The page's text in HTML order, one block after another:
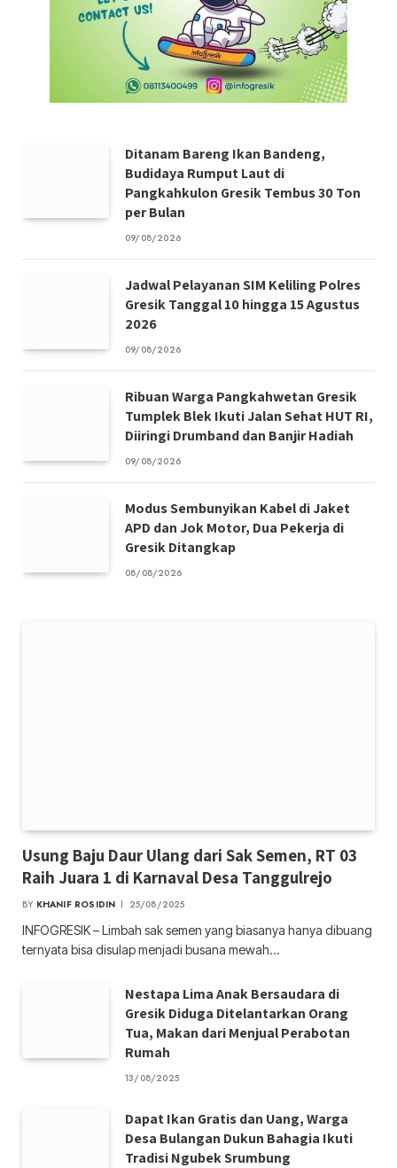
Ditanam Bareng Ikan Bandeng,
Budidaya Rumput Laut di
Pangkahkulon Gresik Tembus 30 Ton
per Bulan
09/08/2026
Jadwal Pelayanan SIM Keliling Polres
Gresik Tanggal 10 hingga 15 Agustus
2026
09/08/2026
Ribuan Warga Pangkahwetan Gresik
Tumplek Blek Ikuti Jalan Sehat HUT RI,
Diiringi Drumband dan Banjir Hadiah
09/08/2026
Modus Sembunyikan Kabel di Jaket
APD dan Jok Motor, Dua Pekerja di
Gresik Ditangkap
08/08/2026
Usung Baju Daur Ulang dari Sak Semen, RT 03
Raih Juara 1 di Karnaval Desa Tanggulrejo
BY KHANIF ROSIDIN 25/08/2025
INFOGRESIK – Limbah sak semen yang biasanya hanya dibuang
ternyata bisa disulap menjadi busana mewah…
Nestapa Lima Anak Bersaudara di
Gresik Diduga Ditelantarkan Orang
Tua, Makan dari Menjual Perabotan
Rumah
13/08/2025
Dapat Ikan Gratis dan Uang, Warga
Desa Bulangan Dukun Bahagia Ikuti
Tradisi Ngubek Srumbung